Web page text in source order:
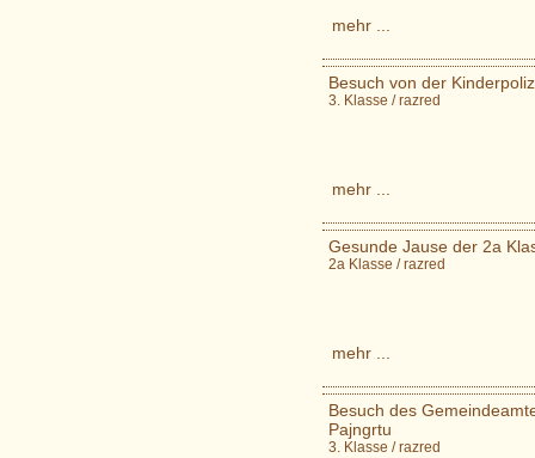
mehr ...
Besuch von der
3. Klasse / razred
mehr ...
Gesunde Jause der 2a
2a Klasse / razred
mehr ...
Besuch des
Pajngrtu
3. Klasse / razred